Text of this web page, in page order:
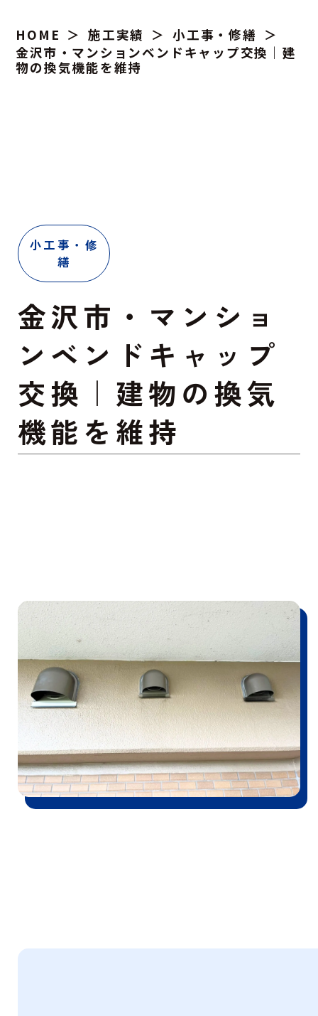
HOME 施工実績
小工事・修繕
金沢市・マンションベンドキャップ交換｜建
物の換気機能を維持
小工事・修
繕
金沢市・マンショ
ンベンドキャップ
交換｜建物の換気
機能を維持